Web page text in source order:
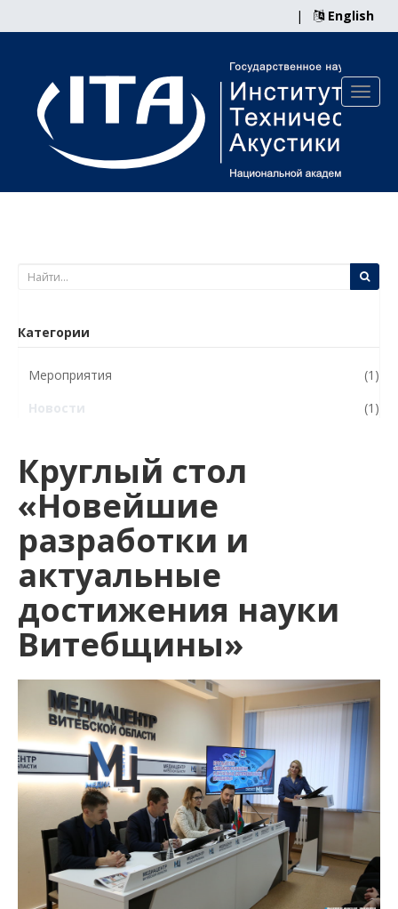
| English
Категории
Мероприятия
(1)
Новости
(1)
Круглый стол
«Новейшие
разработки и
актуальные
достижения науки
Витебщины»